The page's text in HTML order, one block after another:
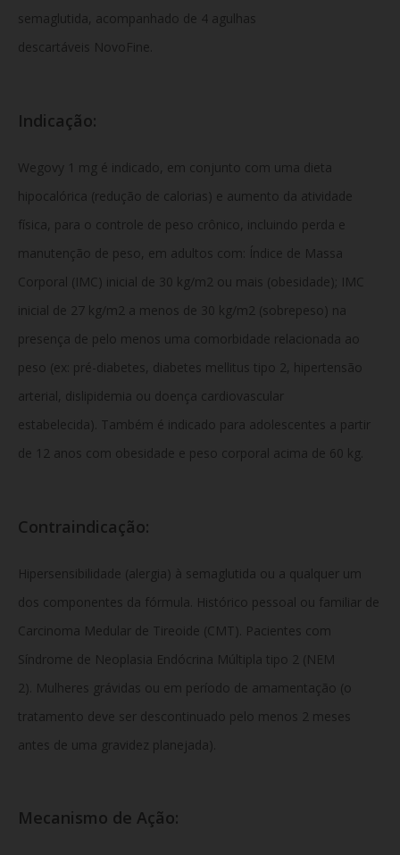
semaglutida, acompanhado de 4 agulhas
descartáveis NovoFine.
Indicação:
Wegovy 1 mg é indicado, em conjunto com uma dieta
hipocalórica (redução de calorias) e aumento da atividade
física, para o controle de peso crônico, incluindo perda e
manutenção de peso, em adultos com: Índice de Massa
Corporal (IMC) inicial de 30 kg/m2 ou mais (obesidade); IMC
inicial de 27 kg/m2 a menos de 30 kg/m2 (sobrepeso) na
presença de pelo menos uma comorbidade relacionada ao
peso (ex: pré-diabetes, diabetes mellitus tipo 2, hipertensão
arterial, dislipidemia ou doença cardiovascular
estabelecida). Também é indicado para adolescentes a partir
de 12 anos com obesidade e peso corporal acima de 60 kg.
Contraindicação:
Hipersensibilidade (alergia) à semaglutida ou a qualquer um
dos componentes da fórmula. Histórico pessoal ou familiar de
Carcinoma Medular de Tireoide (CMT). Pacientes com
Síndrome de Neoplasia Endócrina Múltipla tipo 2 (NEM
2). Mulheres grávidas ou em período de amamentação (o
tratamento deve ser descontinuado pelo menos 2 meses
antes de uma gravidez planejada).
Mecanismo de Ação: